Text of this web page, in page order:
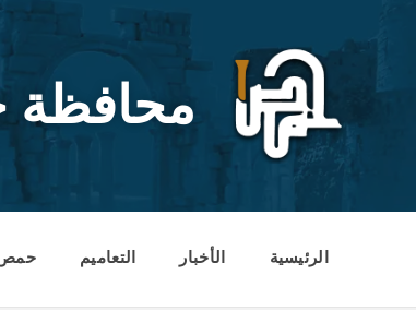
content
الرئيسية الأخبار التعاميم حمص